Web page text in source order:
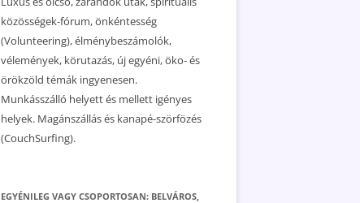
közösségek-fórum, önkéntesség
(Volunteering), élménybeszámolók,
vélemények, körutazás, új egyéni, öko- és
örökzöld témák ingyenesen.
Munkásszálló helyett és mellett igényes
helyek. Magánszállás és kanapé-szörfözés
(CouchSurfing).
EGYÉNILEG VAGY CSOPORTOSAN: BELVÁROS,